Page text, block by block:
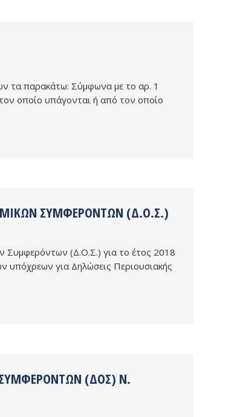
τα παρακάτω: Σύμφωνα με το αρ. 1
οποίο υπάγονται ή από τον οποίο
ΣΥΜΦΕΡΌΝΤΩΝ (Δ.Ο.Σ.)
Συμφερόντων (Δ.Ο.Σ.) για το έτος 2018
για Δηλώσεις Περιουσιακής
(ΔΟΣ) Ν.